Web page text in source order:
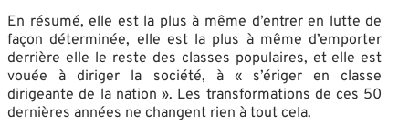
En résumé, elle est la plus à même d’entrer en lutte de
façon déterminée, elle est la plus à même d’emporter
derrière elle le reste des classes populaires, et elle est
vouée à diriger la société, à « s’ériger en classe
dirigeante de la nation ». Les transformations de ces 50
dernières années ne changent rien à tout cela.